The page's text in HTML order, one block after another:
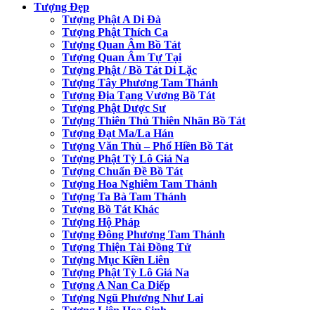
Tượng Đẹp
Tượng Phật A Di Đà
Tượng Phật Thích Ca
Tượng Quan Âm Bồ Tát
Tượng Quan Âm Tự Tại
Tượng Phật / Bồ Tát Di Lặc
Tượng Tây Phương Tam Thánh
Tượng Địa Tạng Vương Bồ Tát
Tượng Phật Dược Sư
Tượng Thiên Thủ Thiên Nhãn Bồ Tát
Tượng Đạt Ma/La Hán
Tượng Văn Thù – Phổ Hiền Bồ Tát
Tượng Phật Tỳ Lô Giá Na
Tượng Chuẩn Đề Bồ Tát
Tượng Hoa Nghiêm Tam Thánh
Tượng Ta Bà Tam Thánh
Tượng Bồ Tát Khác
Tượng Hộ Pháp
Tượng Đông Phương Tam Thánh
Tượng Thiện Tài Đồng Tử
Tượng Mục Kiền Liên
Tượng Phật Tỳ Lô Giá Na
Tượng A Nan Ca Diếp
Tượng Ngũ Phương Như Lai